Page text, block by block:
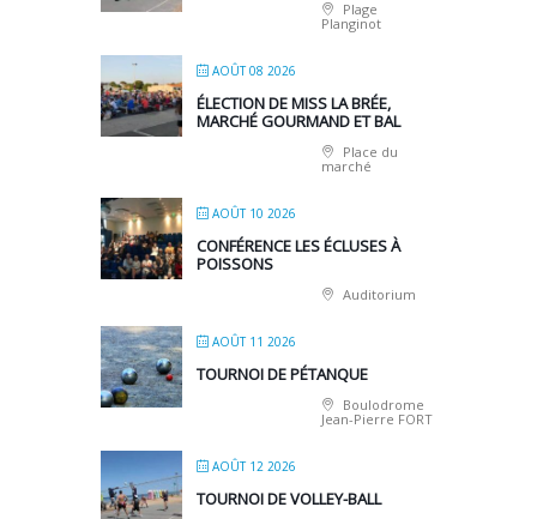
Plage
Planginot
AOÛT 08 2026
ÉLECTION DE MISS LA BRÉE,
MARCHÉ GOURMAND ET BAL
Place du
marché
AOÛT 10 2026
CONFÉRENCE LES ÉCLUSES À
POISSONS
Auditorium
AOÛT 11 2026
TOURNOI DE PÉTANQUE
Boulodrome
Jean-Pierre FORT
AOÛT 12 2026
TOURNOI DE VOLLEY-BALL